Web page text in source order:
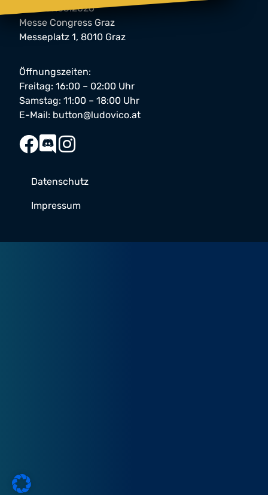
06. & 07.03.2026
Messe Congress Graz
Messeplatz 1, 8010 Graz
Öffnungszeiten:
Freitag: 16:00 – 02:00 Uhr
Samstag: 11:00 – 18:00 Uhr
E-Mail: button@ludovico.at
Datenschutz
Impressum